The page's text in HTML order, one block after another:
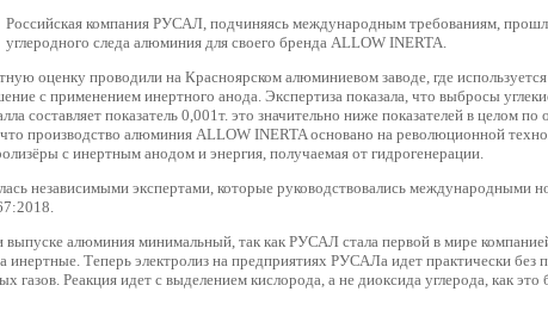
Российская компания РУСАЛ, подчиняясь международным требованиям,
углеродного следа алюминия для своего бренда ALLOW INERTA.
оценку проводили на Красноярском алюминиевом заводе, где
с применением инертного анода. Экспертиза показала, что выбросы
составляет показатель 0,001т. это значительно ниже показателей в целом по
производство алюминия ALLOW INERTA основано на революционной
с инертным анодом и энергия, получаемая от гидрогенерации.
независимыми экспертами, которые руководствовались международными
выпуске алюминия минимальный, так как РУСАЛ стала первой в мире
инертные. Теперь электролиз на предприятиях РУСАЛа идет практически без
газов. Реакция идет с выделением кислорода, а не диоксида углерода, как